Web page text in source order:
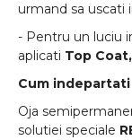
urmand sa uscati
- Pentru un luciu
aplicati Top Coat,
Cum
Oja
solutiei speciale